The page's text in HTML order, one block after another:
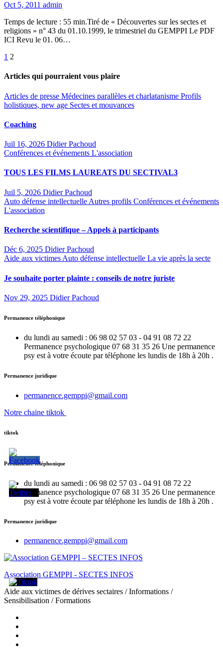
Oct 5, 2011 admin
Temps de lecture : 55 min.Tiré de « Découvertes sur les sectes et
religions » n° 43 du 01.10.1999, le trimestriel du GEMPPI Le PDF
ICI Revu le 01. 06…
Pagination
des
1 2
Articles qui pourraient vous plaire
Articles de presse Médecines parallèles et charlatanisme Profils
holistiques, new age Sectes et mouvances
Coaching
Juil 16, 2026 Didier Pachoud
Conférences et événements L'association
TOUS LES FILMS LAUREATS DU SECTIVAL3
Juil 5, 2026 Didier Pachoud
Auto défense intellectuelle Autres profils Conférences et événements
L'association
Recherche scientifique – Appels à participants
Déc 6, 2025 Didier Pachoud
Aide aux victimes Auto défense intellectuelle La vie après la secte
Je souhaite porter plainte : conseils de notre juriste
Nov 29, 2025 Didier Pachoud
Permanence téléphonique
du lundi au samedi : 06 98 02 57 03 - 04 91 08 72 22
Permanence psychologique 07 68 31 35 26 Une permanence
psy est à votre écoute par téléphone les lundis de 18h à 20h .
Permanence juridique
permanence.gemppi@gmail.com
Notre chaine tiktok
tiktok
Permanence téléphonique
du lundi au samedi : 06 98 02 57 03 - 04 91 08 72 22
Permanence psychologique 07 68 31 35 26 Une permanence
psy est à votre écoute par téléphone les lundis de 18h à 20h .
Permanence juridique
permanence.gemppi@gmail.com
Association GEMPPI - SECTES INFOS
Aide aux victimes de dérives sectaires / Informations /
Sensibilisation / Formations